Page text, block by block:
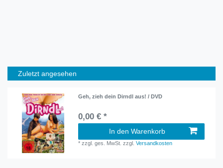
Zuletzt angesehen
Geh, zieh dein Dirndl aus! / DVD
0,00 € *
In den Warenkorb
*zzgl. ges. MwSt. zzgl.Versandkosten